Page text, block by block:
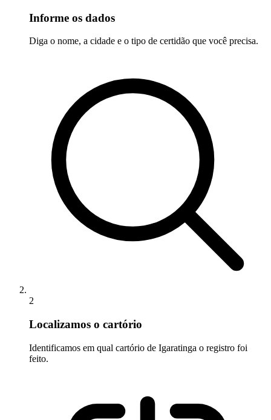
Informe os dados
Diga o nome, a cidade e o tipo de certidão que você precisa.
2
Localizamos o cartório
Identificamos em qual cartório de Igaratinga o registro foi
feito.